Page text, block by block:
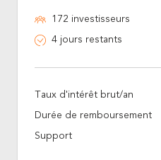
172 investisseurs
4 jours restants
Taux d'intérêt brut/an
Durée de remboursement
Support